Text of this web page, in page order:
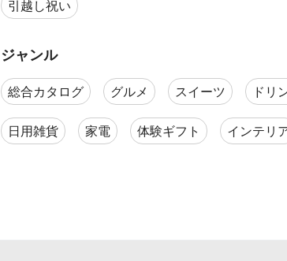
引越し祝い
ジャンル
総合カタログ グルメ スイーツ ドリ
日用雑貨 家電 体験ギフト インテリ